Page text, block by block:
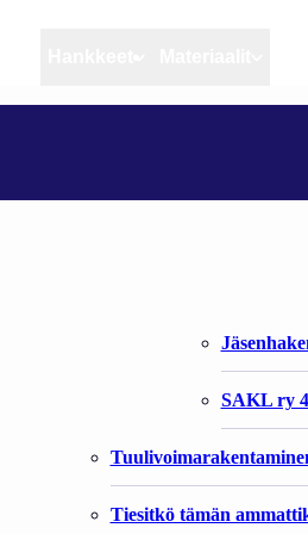
Artikkelit Elinkeino
Rannikko ja
Elinkeinokalatalouden
Kalat ja kalatalous
Vahinkoeläimet
Tiesitkö tämän
Liitto
Liiton
SAKL ry
järjestelyvastuussa. Kala-alan